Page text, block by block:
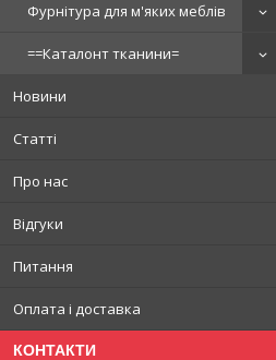
Фурнітура для м'яких меблів
==Каталонт тканини=
Новини
Статті
Про нас
Відгуки
Питання
Оплата і доставка
КОНТАКТИ